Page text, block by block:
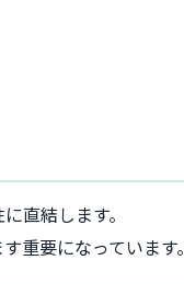
直結します。
重要になっています。